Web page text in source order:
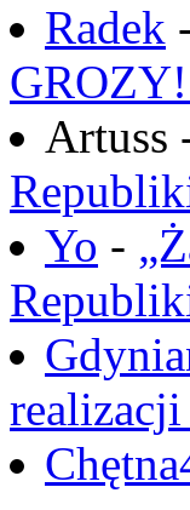
Radek
Artuss
Yo -